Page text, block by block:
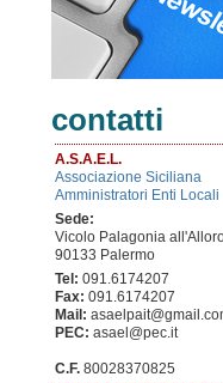
contatti
A.S.A.E.L.
Associazione Siciliana
Amministratori Enti Locali
Sede:
Vicolo Palagonia
90133 Palermo
Tel: 091.6174207
Fax: 091.6174207
Mail:
PEC: asael@pec.it
C.F. 80028370825